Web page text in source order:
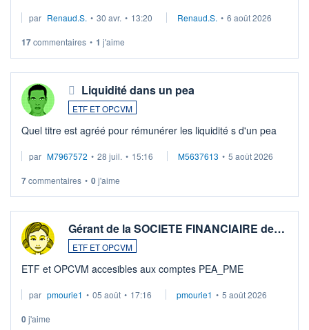
Investissement long terme tip top pour sa retraite.
par Renaud.S. • 30 avr. • 13:20 Renaud.S. • 6 août 2026
17commentaires • 1 j'aime
Liquidité dans un pea
ETF ET OPCVM
Quel titre est agréé pour rémunérer les liquidité s d'un pea
par M7967572 • 28 juil. • 15:16 M5637613 • 5 août 2026
7commentaires • 0j'aime
Gérant de la SOCIETE FINANCIAIRE de…
ETF ET OPCVM
ETF et OPCVM accesibles aux comptes PEA_PME
par pmourie1 • 05 août • 17:16 pmourie1 • 5 août 2026
0j'aime